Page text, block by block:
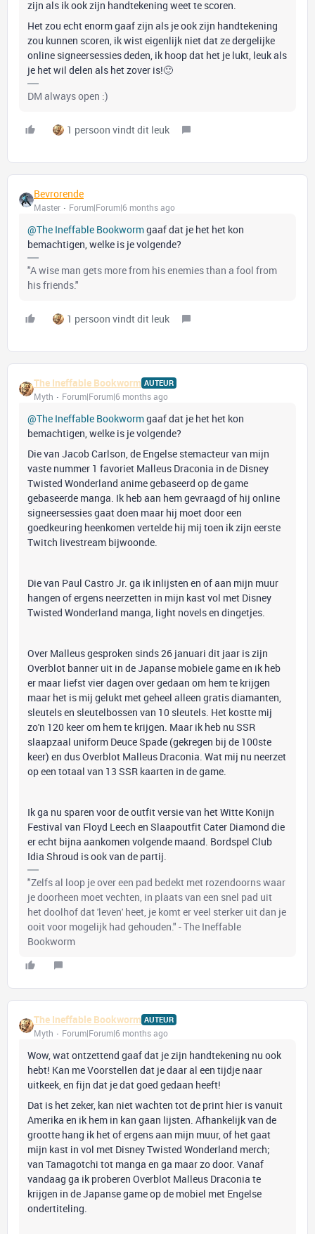
zijn als ik ook zijn handtekening weet te scoren.
Het zou echt enorm gaaf zijn als je ook zijn handtekening
zou kunnen scoren, ik wist eigenlijk niet dat ze dergelijke
online signeersessies deden, ik hoop dat het je lukt, leuk als
je het wil delen als het zover is!🙂
DM always open :)
1 persoon vindt dit leuk
Bevrorende
Master Forum|Forum|6 months ago
@The Ineffable Bookwormgaaf dat je het het kon
bemachtigen, welke is je volgende?
"A wise man gets more from his enemies than a fool from
his friends."
1 persoon vindt dit leuk
The Ineffable Bookworm AUTEUR
Myth Forum|Forum|6 months ago
@The Ineffable Bookwormgaaf dat je het het kon
bemachtigen, welke is je volgende?
Die van Jacob Carlson, de Engelse stemacteur van mijn
vaste nummer 1 favoriet Malleus Draconia in de Disney
Twisted Wonderland anime gebaseerd op de game
gebaseerde manga. Ik heb aan hem gevraagd of hij online
signeersessies gaat doen maar hij moet door een
goedkeuring heenkomen vertelde hij mij toen ik zijn eerste
Twitch livestream bijwoonde.
Die van Paul Castro Jr. ga ik inlijsten en of aan mijn muur
hangen of ergens neerzetten in mijn kast vol met Disney
Twisted Wonderland manga, light novels en dingetjes.
Over Malleus gesproken sinds 26 januari dit jaar is zijn
Overblot banner uit in de Japanse mobiele game en ik heb
er maar liefst vier dagen over gedaan om hem te krijgen
maar het is mij gelukt met geheel alleen gratis diamanten,
sleutels en sleutelbossen van 10 sleutels. Het kostte mij
zo'n 120 keer om hem te krijgen. Maar ik heb nu SSR
slaapzaal uniform Deuce Spade (gekregen bij de 100ste
keer) en dus Overblot Malleus Draconia. Wat mij nu neerzet
op een totaal van 13 SSR kaarten in de game.
Ik ga nu sparen voor de outfit versie van het Witte Konijn
Festival van Floyd Leech en Slaapoutfit Cater Diamond die
er echt bijna aankomen volgende maand. Bordspel Club
Idia Shroud is ook van de partij.
"Zelfs al loop je over een pad bedekt met rozendoorns waar
je doorheen moet vechten, in plaats van een snel pad uit
het doolhof dat 'leven' heet, je komt er veel sterker uit dan je
ooit voor mogelijk had gehouden." - The Ineffable
Bookworm
The Ineffable Bookworm AUTEUR
Myth Forum|Forum|6 months ago
Wow, wat ontzettend gaaf dat je zijn handtekening nu ook
hebt! Kan me Voorstellen dat je daar al een tijdje naar
uitkeek, en fijn dat je dat goed gedaan heeft!
Dat is het zeker, kan niet wachten tot de print hier is vanuit
Amerika en ik hem in kan gaan lijsten. Afhankelijk van de
grootte hang ik het of ergens aan mijn muur, of het gaat
mijn kast in vol met Disney Twisted Wonderland merch;
van Tamagotchi tot manga en ga maar zo door. Vanaf
vandaag ga ik proberen Overblot Malleus Draconia te
krijgen in de Japanse game op de mobiel met Engelse
ondertiteling.